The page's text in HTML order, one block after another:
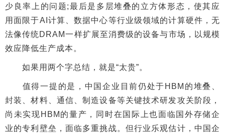
少良率上的问题;最后是多层堆叠的立方体形态，使其应
用面限于AI计算、数据中心等行业级领域的计算硬件，无
法像传统DRAM一样扩展至消费级的设备与市场，以规模
效应降低生产成本。
如果用两个字总结，就是“太贵”。
值得一提的是，中国企业目前仍处于HBM的堆叠、
封装、材料、通信、制造设备等关键技术研发攻关阶段，
尚未实现HBM的量产，同时在国际上也面临国外存储企
业的专利壁垒，面临多重挑战。但行业乐观估计，中国企